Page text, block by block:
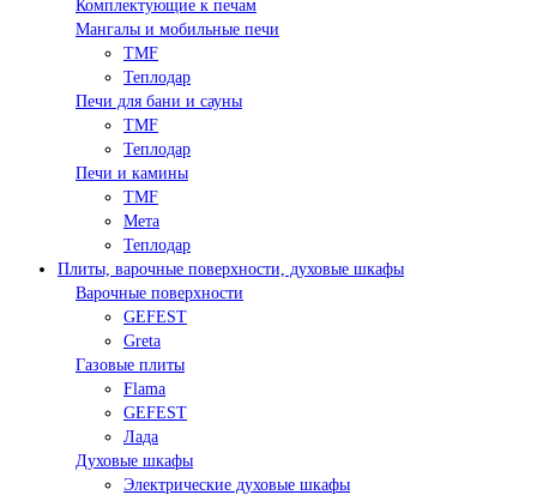
Комплектующие к печам
Мангалы и мобильные печи
TMF
Теплодар
Печи для бани и сауны
TMF
Теплодар
Печи и камины
TMF
Мета
Теплодар
Плиты, варочные поверхности, духовые шкафы
Варочные поверхности
GEFEST
Greta
Газовые плиты
Flama
GEFEST
Лада
Духовые шкафы
Электрические духовые шкафы